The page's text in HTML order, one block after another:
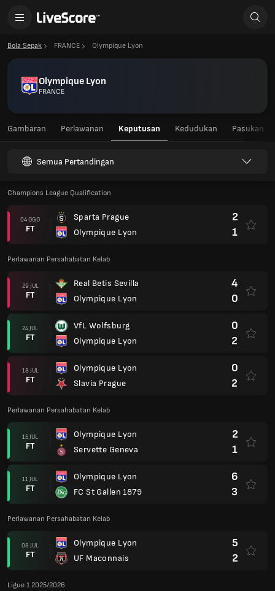
Bola Sepak FRANCE Olympique Lyon
Olympique Lyon
FRANCE
Gambaran Perlawanan Keputusan Kedudukan Pasukan
Semua Pertandingan
Champions League Qualification
04 OGO
FT
Sparta Prague
Olympique Lyon
2
1
Perlawanan Persahabatan Kelab
29 JUL
FT
Real Betis Sevilla
Olympique Lyon
4
0
24 JUL
FT
VfL Wolfsburg
Olympique Lyon
0
2
18 JUL
FT
Olympique Lyon
Slavia Prague
0
2
Perlawanan Persahabatan Kelab
15 JUL
FT
Olympique Lyon
Servette Geneva
2
1
11 JUL
FT
Olympique Lyon
FC St Gallen 1879
6
3
Perlawanan Persahabatan Kelab
08 JUL
FT
Olympique Lyon
UF Maconnais
5
2
Ligue 1 2025/2026